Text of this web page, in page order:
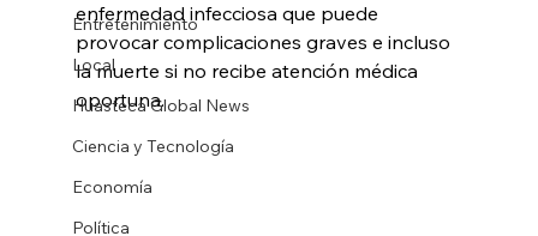
Entretenimiento
Local
Huasteca Global News
Ciencia y Tecnología
Economía
Política
enfermedad infecciosa que puede
provocar complicaciones graves e incluso
la muerte si no recibe atención médica
oportuna.